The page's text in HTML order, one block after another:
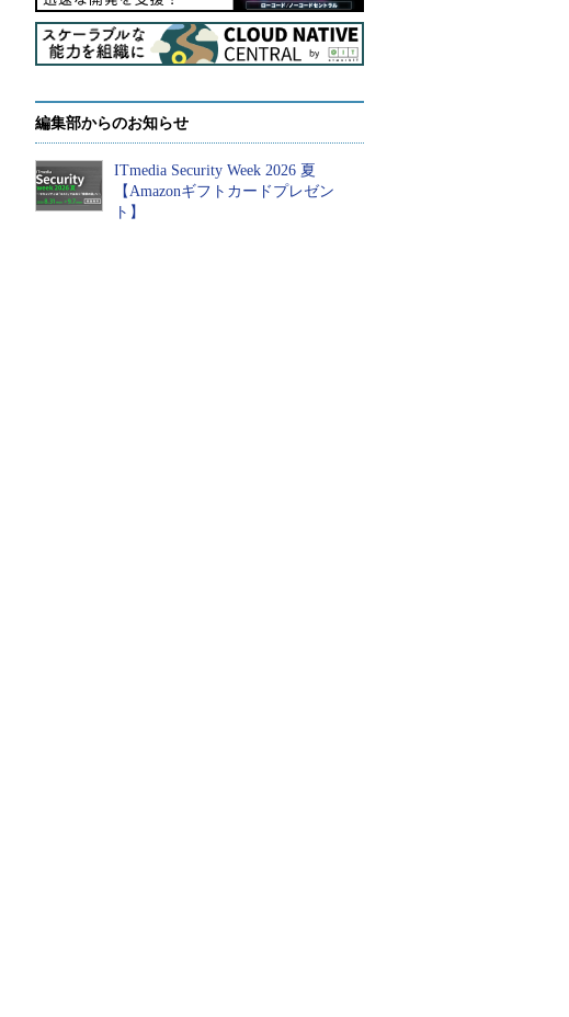
編集部からのお知らせ
ITmedia Security Week 2026 夏
【Amazonギフトカードプレゼン
ト】